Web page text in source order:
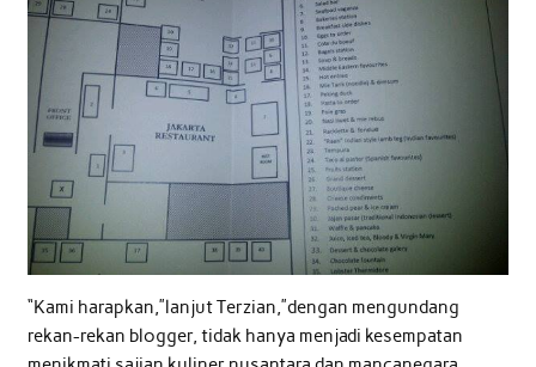
“Kami harapkan,”lanjut Terzian,”dengan mengundang
rekan-rekan blogger, tidak hanya menjadi kesempatan